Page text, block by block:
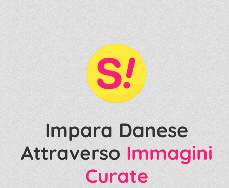
Impara Danese
Attraverso Immagini
Curate